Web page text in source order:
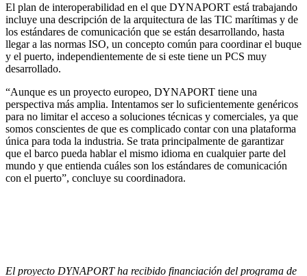
El plan de interoperabilidad en el que DYNAPORT está trabajando
incluye una descripción de la arquitectura de las TIC marítimas y de
los estándares de comunicación que se están desarrollando, hasta
llegar a las normas ISO, un concepto común para coordinar el buque
y el puerto, independientemente de si este tiene un PCS muy
desarrollado.
“Aunque es un proyecto europeo, DYNAPORT tiene una
perspectiva más amplia. Intentamos ser lo suficientemente genéricos
para no limitar el acceso a soluciones técnicas y comerciales, ya que
somos conscientes de que es complicado contar con una plataforma
única para toda la industria. Se trata principalmente de garantizar
que el barco pueda hablar el mismo idioma en cualquier parte del
mundo y que entienda cuáles son los estándares de comunicación
con el puerto”, concluye su coordinadora.
El proyecto DYNAPORT ha recibido financiación del programa de